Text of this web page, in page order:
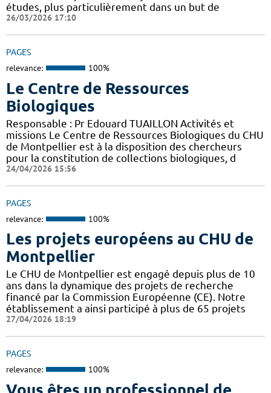
études, plus particulièrement dans un but de
26/03/2026 17:10
PAGES
relevance: 100%
Le Centre de Ressources
Biologiques
Responsable : Pr Edouard TUAILLON Activités et
missions Le Centre de Ressources Biologiques du CHU
de Montpellier est à la disposition des chercheurs
pour la constitution de collections biologiques, d
24/04/2026 15:56
PAGES
relevance: 100%
Les projets européens au CHU de
Montpellier
Le CHU de Montpellier est engagé depuis plus de 10
ans dans la dynamique des projets de recherche
financé par la Commission Européenne (CE). Notre
établissement a ainsi participé à plus de 65 projets
27/04/2026 18:19
PAGES
relevance: 100%